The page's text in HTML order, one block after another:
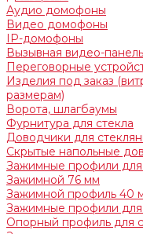
Аудио домофоны
Видео домофоны
IP-домофоны
Вызывная видео-панель
Переговорные
Изделия под заказ
размерам)
Ворота, шлагбаумы
Фурнитура для стекла
Доводчики для
Скрытые напольные
Зажимные профили для
Зажимной 76 мм
Зажимной профиль 40
Зажимные профили для
Опорный профиль для